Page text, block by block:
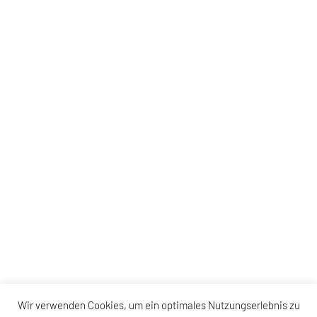
Wir verwenden Cookies, um ein optimales Nutzungserlebnis zu